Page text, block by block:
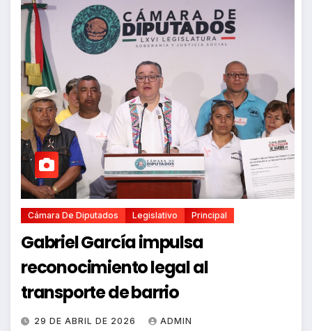
Cámara De Diputados Legislativo Principal
Gabriel García impulsa
reconocimiento legal al
transporte de barrio
29 DE ABRIL DE 2026 ADMIN